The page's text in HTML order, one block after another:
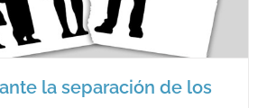
la separación de los